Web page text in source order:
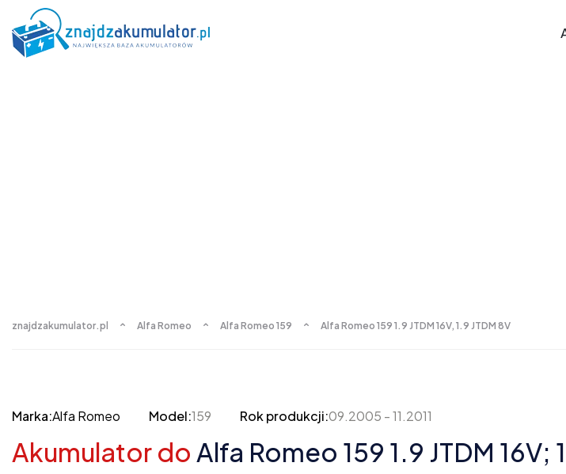
znajdzakumulator.pl Alfa Romeo Alfa Romeo 159 Alfa Romeo 159 1.9 JTDM 16V, 1.9 JTDM 8V
Marka:Alfa Romeo Model:159 Rok produkcji:09.2005 - 11.2011
Akumulator do Alfa Romeo 159 1.9 JTDM